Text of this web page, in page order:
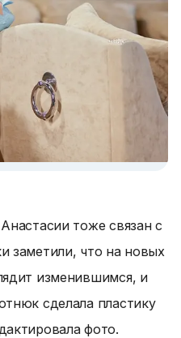
тоже связан с
заметили, что на новых
изменившимся, и
сделала пластику
фото.